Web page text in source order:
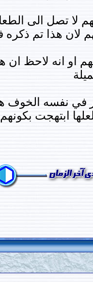
لا تصل الى
لان هذا تم
او انه لاحظ
في نفسه الخوف
ابتهجت